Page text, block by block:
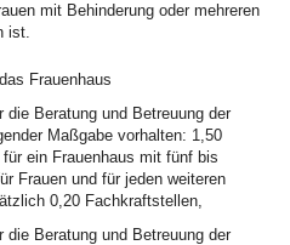
mit Behinderung oder mehreren
ist.
Frauenhaus
die Beratung und Betreuung der
Maßgabe vorhalten: 1,50
ein Frauenhaus mit fünf bis
Frauen und für jeden weiteren
0,20 Fachkraftstellen,
die Beratung und Betreuung der